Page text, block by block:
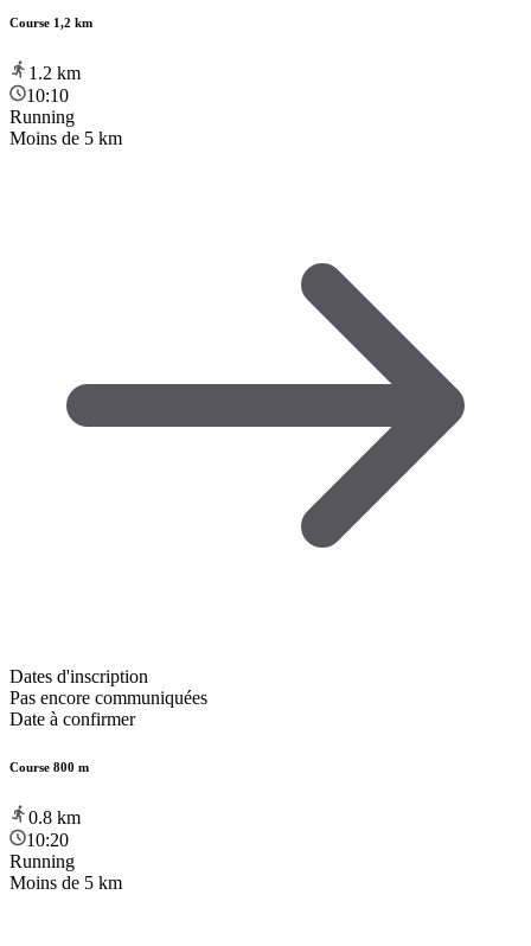
Course 1,2 km
1.2 km
10:10
Running
Moins de 5 km
Dates d'inscription
Pas encore communiquées
Date à confirmer
Course 800 m
0.8 km
10:20
Running
Moins de 5 km